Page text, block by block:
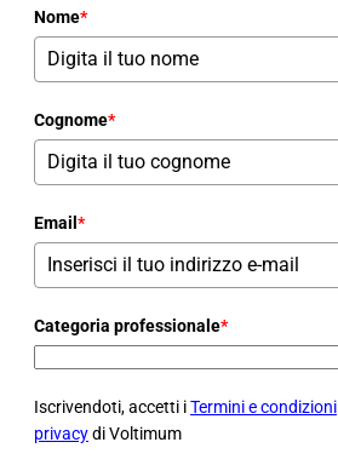
Nome*
Cognome*
Email *
Categoria professionale*
Iscrivendoti, accetti iTermini e condizioni
privacydi Voltimum